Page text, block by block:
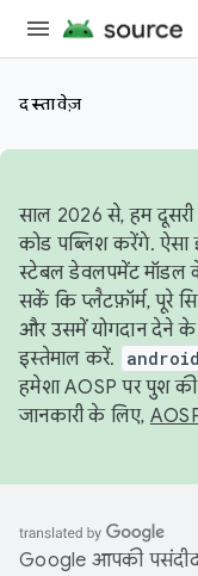
दस्तावेज़
साल 2026 से, हम दूसरी
कोड पब्लिश करेंगे. ऐसा
स्टेबल डेवलपमेंट
सकें कि प्लैटफ़ॉर्म, पूरे
और उसमें योगदान देने के
इस्तेमाल करें.
हमेशा AOSP पर पुश
जानकारी के लिए,
Google आपकी